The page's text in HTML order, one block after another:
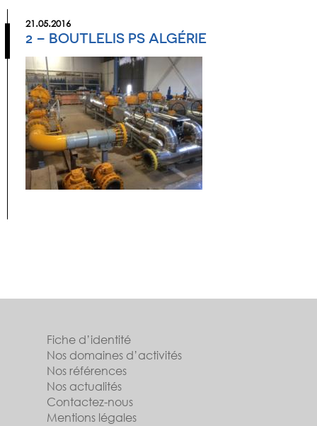
21.05.2016
2 – BOUTLELIS PS ALGÉRIE
Fiche d’identité
Nos domaines d’activités
Nos références
Nos actualités
Contactez-nous
Mentions légales